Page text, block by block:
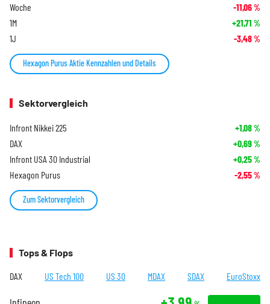
Woche -11,06%
1M +21,71 %
1J -3,48%
Hexagon Purus Aktie Kennzahlen und Details
Sektorvergleich
Infront Nikkei 225 +1,08%
DAX +0,69%
Infront USA 30 Industrial +0,25%
Hexagon Purus -2,55%
Zum Sektorvergleich
Tops & Flops
DAX US Tech 100 US 30 MDAX SDAX EuroStoxx